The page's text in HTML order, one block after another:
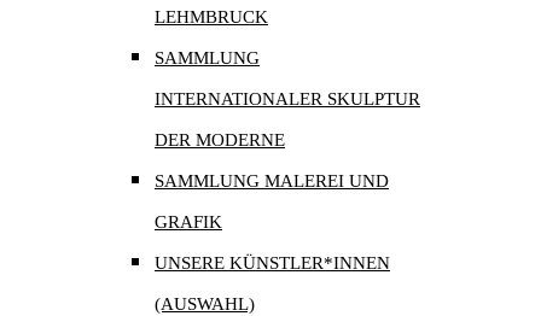
LEHMBRUCK
SAMMLUNG
INTERNATIONALER SKULPTUR
DER MODERNE
SAMMLUNG MALEREI UND
GRAFIK
UNSERE KÜNSTLER*INNEN
(AUSWAHL)